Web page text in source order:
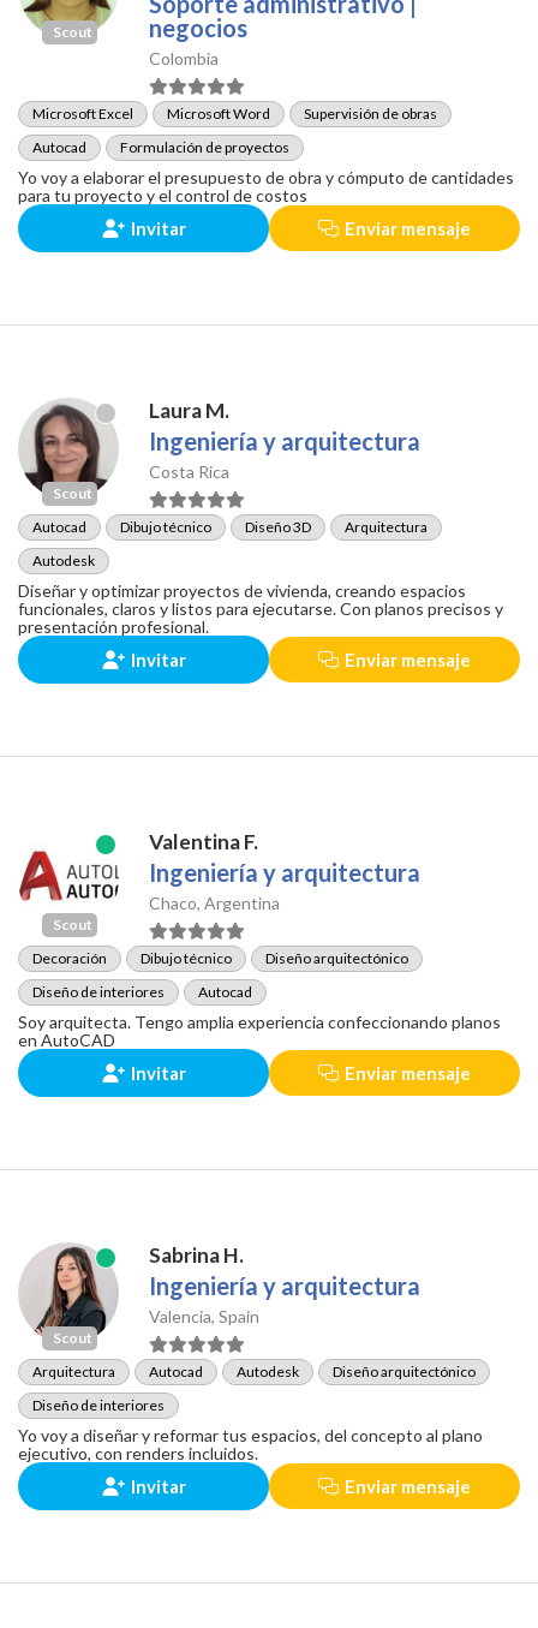
Scout
negocios
Colombia
Microsoft Excel Microsoft Word
Supervisión de obras
Autocad
Formulación de proyectos
Yo voy a elaborar el presupuesto de obra y cómputo de cantidades
para tu proyecto y el control de costos
Invitar Enviar mensaje
Scout
Laura M.
Ingeniería y arquitectura
Costa Rica
Autocad Dibujo técnico Diseño 3D
Arquitectura
Autodesk
Diseñar y optimizar proyectos de vivienda, creando espacios
funcionales, claros y listos para ejecutarse. Con planos precisos y
presentación profesional.
Invitar Enviar mensaje
Scout
Valentina F.
Ingeniería y arquitectura
Chaco, Argentina
Decoración Dibujo técnico
Diseño arquitectónico
Diseño de interiores
Autocad
Soy arquitecta. Tengo amplia experiencia confeccionando planos
en AutoCAD
Invitar Enviar mensaje
Scout
Sabrina H.
Ingeniería y arquitectura
Valencia, Spain
Arquitectura Autocad Autodesk
Diseño arquitectónico
Diseño de interiores
Yo voy a diseñar y reformar tus espacios, del concepto al plano
ejecutivo, con renders incluidos.
Invitar Enviar mensaje